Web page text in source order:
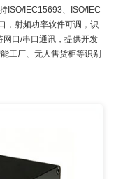
ISO/IEC15693、ISO/IEC
，射频功率软件可调，识
口/串口通讯，提供开发
工厂、无人售货柜等识别